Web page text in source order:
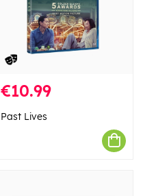
€10.99
Past Lives